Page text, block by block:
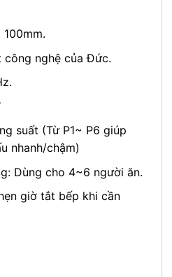
công nghệ của Đức.
suất (Từ P1~ P6 giúp
nhanh/chậm)
Dùng cho 4~6 người ăn.
giờ tắt bếp khi cần